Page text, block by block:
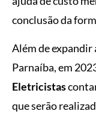
conclusão da
Além de expandir
Parnaíba, em
Eletricistas
que serão